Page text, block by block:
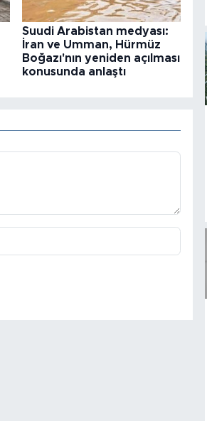
Suudi Arabistan medyası:
İran ve Umman, Hürmüz
Boğazı'nın yeniden açılması
konusunda anlaştı